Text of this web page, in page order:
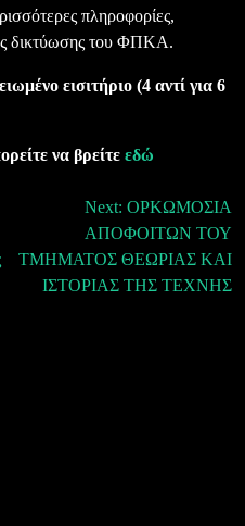
πληροφορίες,
δικτύωσης του ΦΠΚΑ.
εισιτήριο (4 αντί για 6
να βρείτε εδώ
Next: ΟΡΚΩΜΟΣΙΑ
ΑΠΟΦΟΙΤΩΝ ΤΟΥ
ΤΜΗΜΑΤΟΣ ΘΕΩΡΙΑΣ ΚΑΙ
ΙΣΤΟΡΙΑΣ ΤΗΣ ΤΕΧΝΗΣ